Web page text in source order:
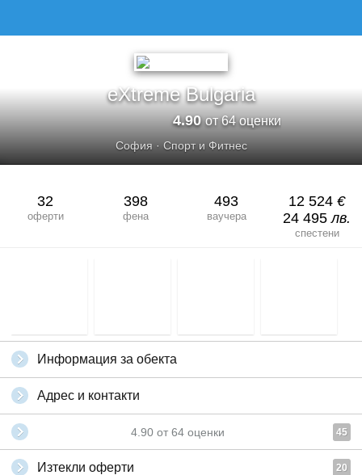
eXtreme Bulgaria
4.90от 64 оценки
София· Спорт и Фитнес
32
оферти
398
фена
493
ваучера
12 524 €
24 495лв.
спестени
Информация за обекта
Адрес и контакти
4.90 от 64 оценки 45
Изтекли оферти 20